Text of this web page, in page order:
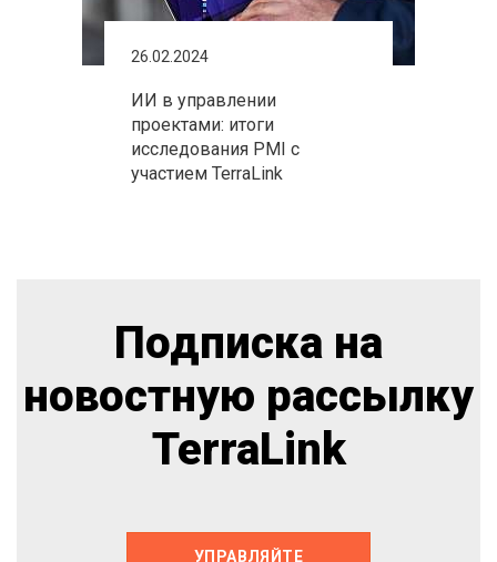
26.02.2024
ИИ в управлении
проектами: итоги
исследования PMI с
участием TerraLink
Подписка на
новостную рассылку
TerraLink
УПРАВЛЯЙТЕ